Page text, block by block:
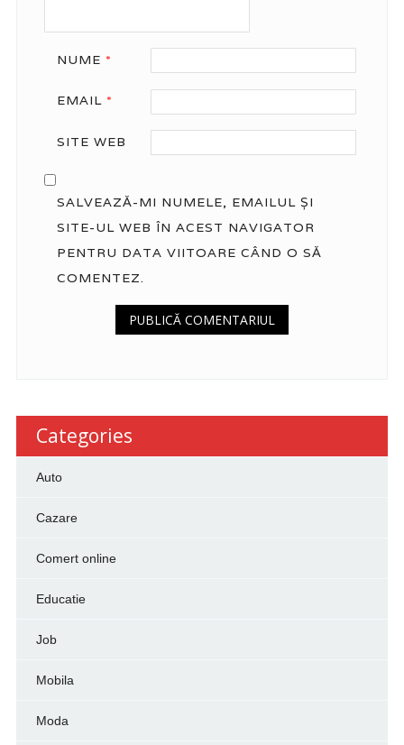
NUME *
EMAIL *
SITE WEB
SALVEAZĂ-MI NUMELE, EMAILUL ȘI
SITE-UL WEB ÎN ACEST NAVIGATOR
PENTRU DATA VIITOARE CÂND O SĂ
COMENTEZ.
Categories
Auto
Cazare
Comert online
Educatie
Job
Mobila
Moda